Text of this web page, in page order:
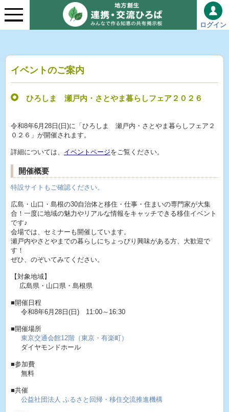
ログイン
イベントのご案内
ひろしま 瀬戸内・さとやま暮らしフェア２０２６
令和8年6月28日(日)に「ひろしま 瀬戸内・さとやま暮らしフェア２
０２６」が開催されます。
詳細については、 イベントページをご覧ください。
開催概要
特設サイトもご確認ください。
広島・山口・島根の30自治体と移住・仕事・住まいの専門家が大集
合！一度に地域の魅力やリアルな情報をキャッチできる移住イベント
です♪
会場では、セミナーも開催しています。
瀬戸内やさとやまでの暮らしにちょっぴり興味がある方、大歓迎で
す！
ぜひ、のぞいてみてください。
【対象地域】
広島県・山口県・島根県
■開催日程
令和8年6月28日(日) 11:00～16:30
■開催場所
東京交通会館12階（東京・有楽町）
ダイヤモンドホール
■参加費
無料
■共催
公益社団法人 ふるさと回帰・移住交流推進機構